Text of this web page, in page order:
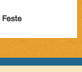
Feste